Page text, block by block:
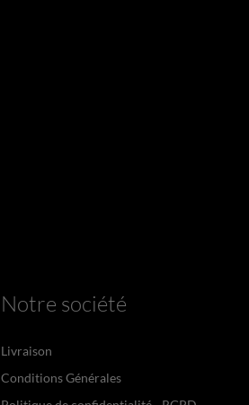
Notre société
Livraison
Conditions Générales